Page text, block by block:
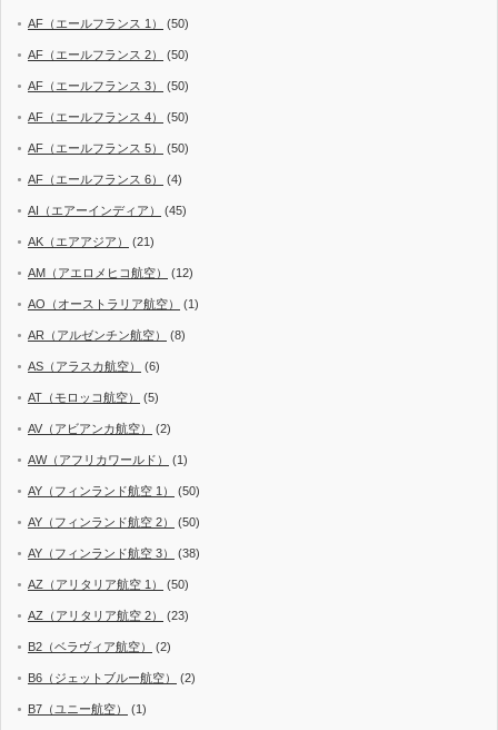
AF（エールフランス 1） (50)
AF（エールフランス 2） (50)
AF（エールフランス 3） (50)
AF（エールフランス 4） (50)
AF（エールフランス 5） (50)
AF（エールフランス 6） (4)
AI（エアーインディア） (45)
AK（エアアジア） (21)
AM（アエロメヒコ航空） (12)
AO（オーストラリア航空） (1)
AR（アルゼンチン航空） (8)
AS（アラスカ航空） (6)
AT（モロッコ航空） (5)
AV（アビアンカ航空） (2)
AW（アフリカワールド） (1)
AY（フィンランド航空 1） (50)
AY（フィンランド航空 2） (50)
AY（フィンランド航空 3） (38)
AZ（アリタリア航空 1） (50)
AZ（アリタリア航空 2） (23)
B2（ベラヴィア航空） (2)
B6（ジェットブルー航空） (2)
B7（ユニー航空） (1)